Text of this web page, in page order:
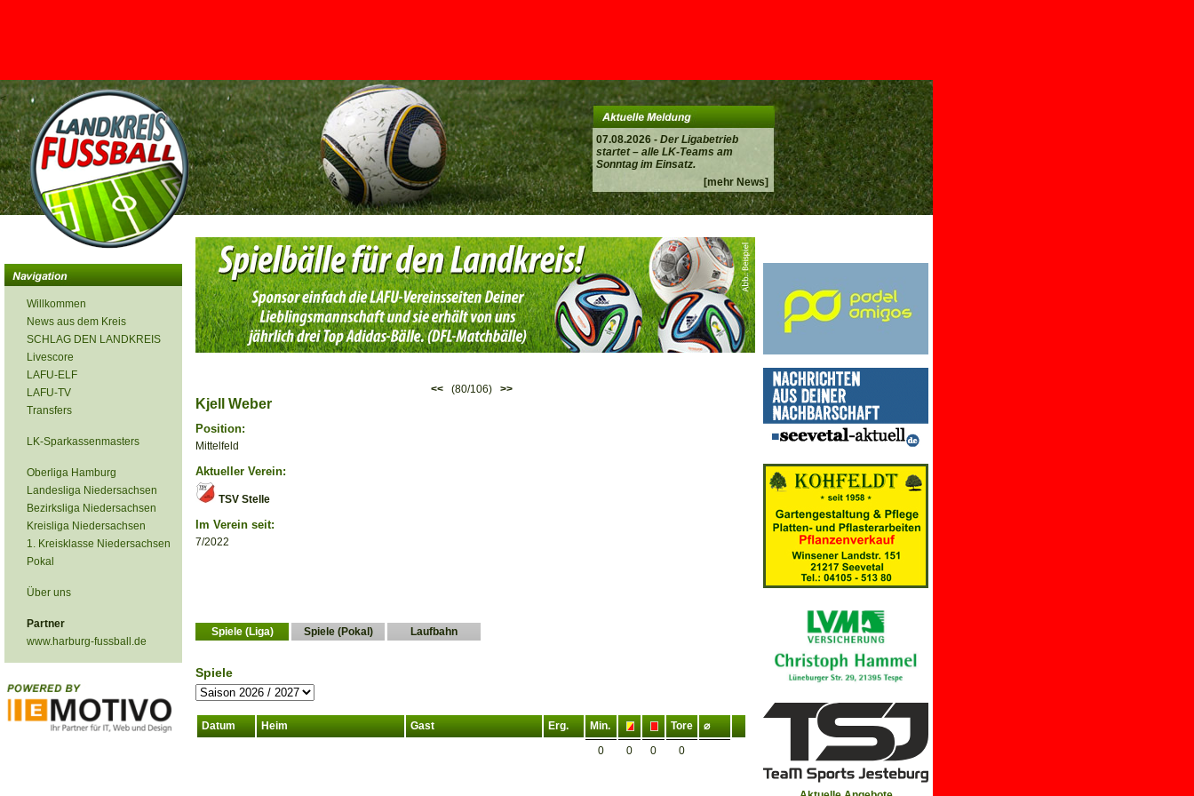
07.08.2026 - Der Ligabetrieb
startet – alle LK-Teams am
Sonntag im Einsatz.
[mehr News]
<
Willkommen
News aus dem Kreis
SCHLAG DEN LANDKREIS
Livescore
LAFU-ELF
LAFU-TV
Transfers
LK-Sparkassenmasters
Oberliga Hamburg
Landesliga Niedersachsen
Bezirksliga Niedersachsen
Kreisliga Niedersachsen
1. Kreisklasse Niedersachsen
Pokal
Über uns
Partner
www.harburg-fussball.de
<<(80/106) >>
Kjell Weber
Position:
Mittelfeld
Aktueller Verein:
TSV Stelle
Im Verein seit:
7/2022
Spiele (Liga) Spiele (Pokal) Laufbahn
Spiele
Datum Heim Gast Erg. Min. Tore
⌀
0
0 0 0